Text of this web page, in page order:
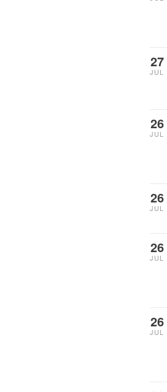
27
JUL
26
JUL
26
JUL
26
JUL
26
JUL